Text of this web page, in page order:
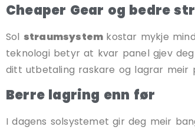
Cheaper Gear og bedre
Sol straumsystem kostar mykje
teknologi betyr at kvar panel gjev
ditt utbetaling raskare og lagrar meir
Berre lagring enn før
I dagens solsystemet gir deg meir